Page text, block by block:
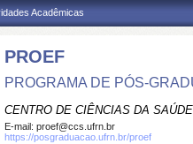
Acadêmicas
PROEF
PROGRAMA DE PÓS-
CENTRO DE CIÊNCIAS DA SAÚDE
E-mail: proef@ccs.ufrn.br
https://posgraduacao.ufrn.br/proef